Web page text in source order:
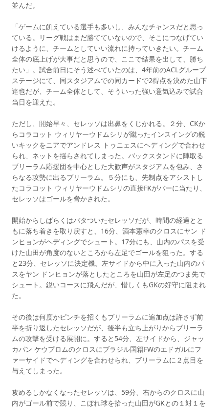
並んだ。
「ゲームに飢えている選手も多いし、みんなチャンスだと思っ
ている。リーグ戦はまだ勝てていないので、そこにつなげてい
けるように、チームとしていい流れに持っていきたい。チーム
全体の底上げが大事だと思うので、ここで結果を出して、勝ち
たい」。試合前日にそう述べていたのは、4年前のACLグループ
ステージにて、同スタジアムでの同カードで2得点を決めた山下
達也だが、チーム全体として、そういった強い意気込みで試合
当日を迎えた。
ただし、開始早々、セレッソは出鼻をくじかれる。２分、CKか
らコラコット ウィリヤーウドムシリが蹴ったインスイングの鋭
いキックをニアでアンドレス トゥニェスにヘディングで合わせ
られ、ネットを揺らされてしまった。バックスタンドに陣取る
ブリーラム応援団を中心とした大歓声がスタジアムを包み、さ
らなる攻勢に出るブリーラム。５分にも、先制点をアシストし
たコラコット ウィリヤーウドムシリの直接FKがバーに当たり、
セレッソはゴールを脅かされた。
開始からしばらくはバタついたセレッソだが、時間の経過とと
もに落ち着きを取り戻すと、16分、酒本憲幸のクロスにヤン ド
ンヒョンがヘディングでシュート。17分にも、山内のパスを受
けた山田が角度のないところから左足でゴールを狙った。する
と23分、セレッソに決定機。左サイドから中に入った山内のパ
スをヤン ドンヒョンが落としたところを山田が左足のつま先で
シュート。鋭いコースに飛んだが、惜しくもGKの好守に阻まれ
た。
その後は何度かピンチを招くもブリーラムに追加点は許さず前
半を折り返したセレッソだが、後半も立ち上がりからブリーラ
ムの攻撃を受ける展開に。すると54分、左サイドから、ジャッ
カパン ケウプロムのクロスにブラジル国籍FWのエドガルにフ
ァーサイドでヘディングを合わせられ、ブリーラムに２点目を
与えてしまった。
攻めるしかなくなったセレッソは、59分、右からのクロスに山
内がゴール前で競り、こぼれ球を拾った山田がGKとの１対１を